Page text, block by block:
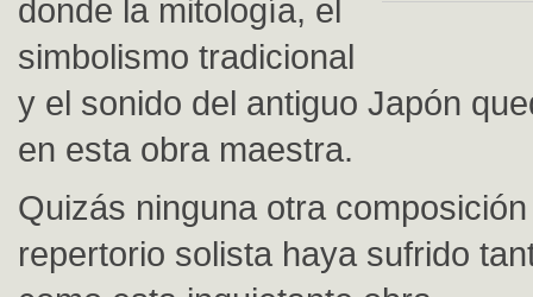
donde la mitología, el
simbolismo tradicional
y el sonido del antiguo Japón
en esta obra maestra.
Quizás ninguna otra
repertorio solista haya sufrido